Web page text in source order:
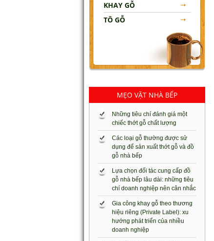
KHAY GỖ
TÔ GỖ
MẸO VẶT NHÀ BẾP
Những tiêu chí đánh giá một
chiếc thớt gỗ chất lượng
Các loại gỗ thường được sử
dụng để sản xuất thớt gỗ và đồ
gỗ nhà bếp
Lựa chọn đối tác cung cấp đồ
gỗ nhà bếp lâu dài: những tiêu
chí doanh nghiệp nên cân nhắc
Gia công khay gỗ theo thương
hiệu riêng (Private Label): xu
hướng phát triển của nhiều
doanh nghiệp